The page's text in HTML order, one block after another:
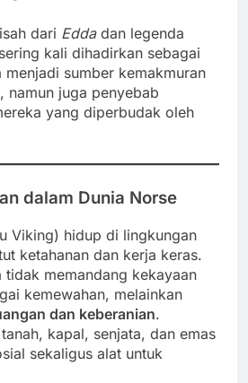
dari Eddadan legenda
kali dihadirkan sebagai
menjadi sumber kemakmuran
namun juga penyebab
yang diperbudak oleh
dalam Dunia Norse
Viking) hidup di lingkungan
ketahanan dan kerja keras.
tidak memandang kekayaan
kemewahan, melainkan
dan keberanian.
kapal, senjata, dan emas
sekaligus alat untuk